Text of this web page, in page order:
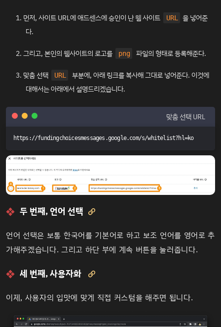
먼저, 사이트 URL에 애드센스에 승인이 난 웹 사이트 URL
을 넣어준
다.
그리고, 본인의 웹사이트의 로고를 png 파일의 형태로 등록해준다.
맞춤 선택 URL
부분에, 아래 링크를 복사해 그대로 넣어준다. 이것에
대해서는 아래에서 설명드리겠습니다.
맞춤 선택 URL
https://fundingchoicesmessages.google.com/s/whitelist?hl=ko
두 번째, 언어 선택 
언어 선택은 보통 한국어를 기본어로 하고 보조 언어를 영어로 추
가해주겠습니다. 그리고 하단 부에 계속 버튼을 눌러줍니다.
세 번째, 사용자화 
이제, 사용자의 입맛에 맞게 직접 커스텀을 해주면 됩니다.